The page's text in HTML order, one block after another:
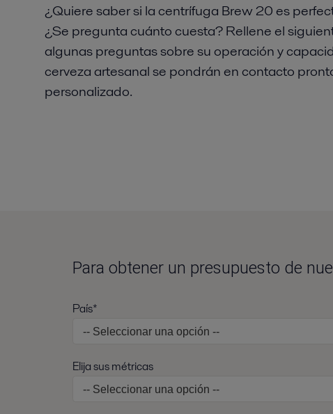
¿Quiere saber si la centrífuga Brew 20 es
¿Se pregunta cuánto cuesta? Rellene el
algunas preguntas sobre su operación y
cerveza artesanal se pondrán en contacto
personalizado.
Para obtener un presupuesto de
País*
Elija sus métricas